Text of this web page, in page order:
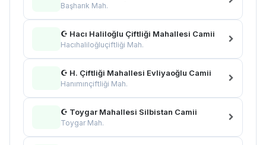
Başharık Mah.
☪ Hacı Haliloğlu Çiftliği Mahallesi Camii
Hacıhaliloğluçiftliği Mah.
☪ H. Çiftliği Mahallesi Evliyaoğlu Camii
Hanımınçiftliği Mah.
☪ Toygar Mahallesi Silbistan Camii
Toygar Mah.